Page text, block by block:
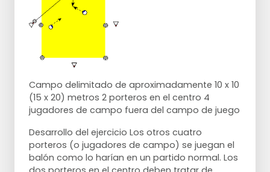
Campo delimitado de aproximadamente 10 x 10
(15 x 20) metros 2 porteros en el centro 4
jugadores de campo fuera del campo de juego
Desarrollo del ejercicio Los otros cuatro
porteros (o jugadores de campo) se juegan el
balón como lo harían en un partido normal. Los